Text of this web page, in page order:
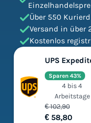
Über 550
Versand in über
Kostenlos
€ 102,90
€ 58,80
Sparen 43%
4 bis 4
Arbeitstage